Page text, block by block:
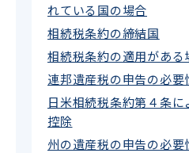
れている国の場合
相続税条約の締結国
相続税条約の適用がある
連邦遺産税の申告の必要
日米相続税条約第４条
控除
州の遺産税の申告の必要